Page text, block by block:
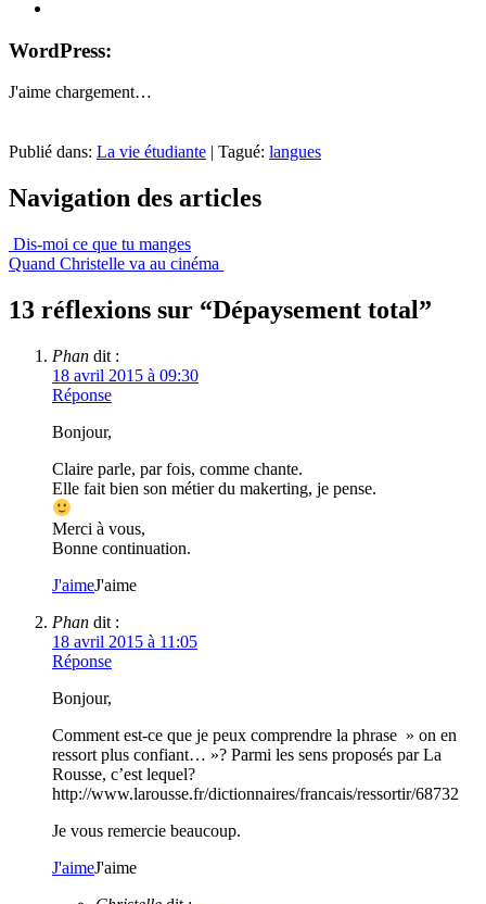
WordPress:
J'aime chargement…
Publié dans: La vie étudiante Tagué: langues
Navigation des articles
Dis-moi ce que tu manges
Quand Christelle va au cinéma
13 réflexions sur “Dépaysement total ”
Phan dit :
18 avril 2015 à 09:30
Réponse
Bonjour,
Claire parle, par fois, comme chante.
Elle fait bien son métier du makerting, je pense.
Merci à vous,
Bonne continuation.
J'aimeJ'aime
Phan dit :
18 avril 2015 à 11:05
Réponse
Bonjour,
Comment est-ce que je peux comprendre la phrase » on en
ressort plus confiant… »? Parmi les sens proposés par La
Rousse, c’est lequel?
http://www.larousse.fr/dictionnaires/francais/ressortir/68732
Je vous remercie beaucoup.
J'aimeJ'aime